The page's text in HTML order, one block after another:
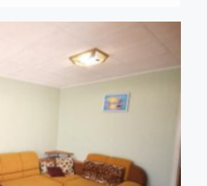
минутах ходьбы новая